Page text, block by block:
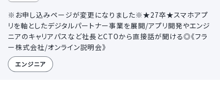
※お申し込みページが変更になりました※★27卒★スマホアプ
リを軸としたデジタルパートナー事業を展開/アプリ開発やエンジ
ニアのキャリアパスなど社長とCTOから直接話が聞ける◎《フラ
ー株式会社/オンライン説明会》
エンジニア